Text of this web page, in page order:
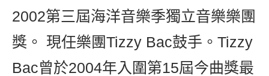
2002第三屆海洋音樂季獨立音樂樂團
獎。 現任樂團Tizzy Bac鼓手。Tizzy
Bac曾於2004年入圍第15屆今曲獎最